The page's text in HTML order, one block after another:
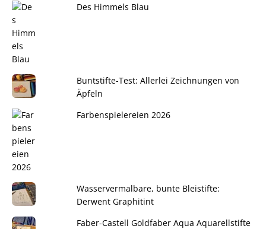
Des Himmels Blau
Buntstifte-Test: Allerlei Zeichnungen von
Äpfeln
Farbenspielereien 2026
Wasservermalbare, bunte Bleistifte:
Derwent Graphitint
Faber-Castell Goldfaber Aqua Aquarellstifte